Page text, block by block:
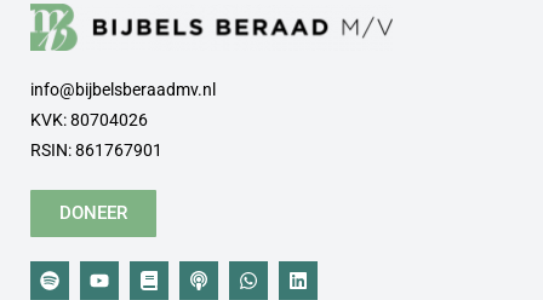
info@bijbelsberaadmv.nl
KVK: 80704026
RSIN: 861767901
DONEER